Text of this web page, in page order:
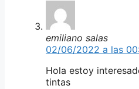
emiliano salas
02/06/2022 a las
Hola estoy
tintas